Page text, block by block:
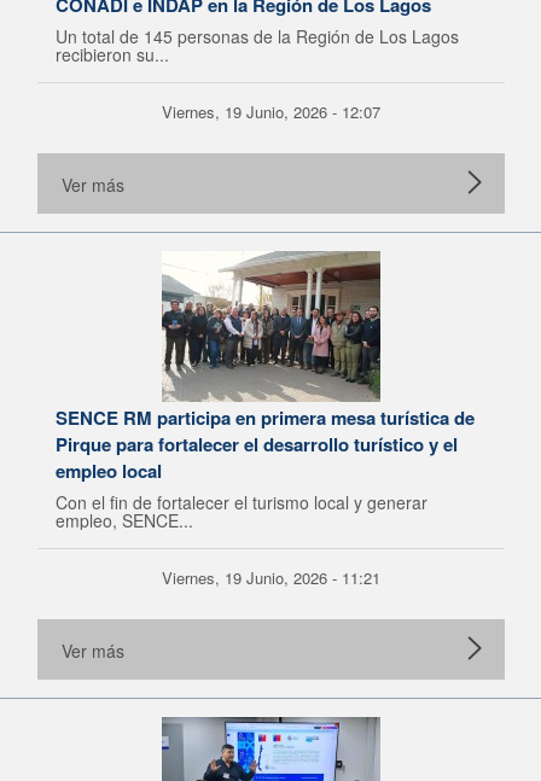
Un total de 145 personas de la Región de Los Lagos
recibieron su...
Viernes, 19 Junio, 2026 - 12:07
Ver más
SENCE RM participa en primera mesa turística de
Pirque para fortalecer el desarrollo turístico y el
empleo local
Con el fin de fortalecer el turismo local y generar
empleo, SENCE...
Viernes, 19 Junio, 2026 - 11:21
Ver más